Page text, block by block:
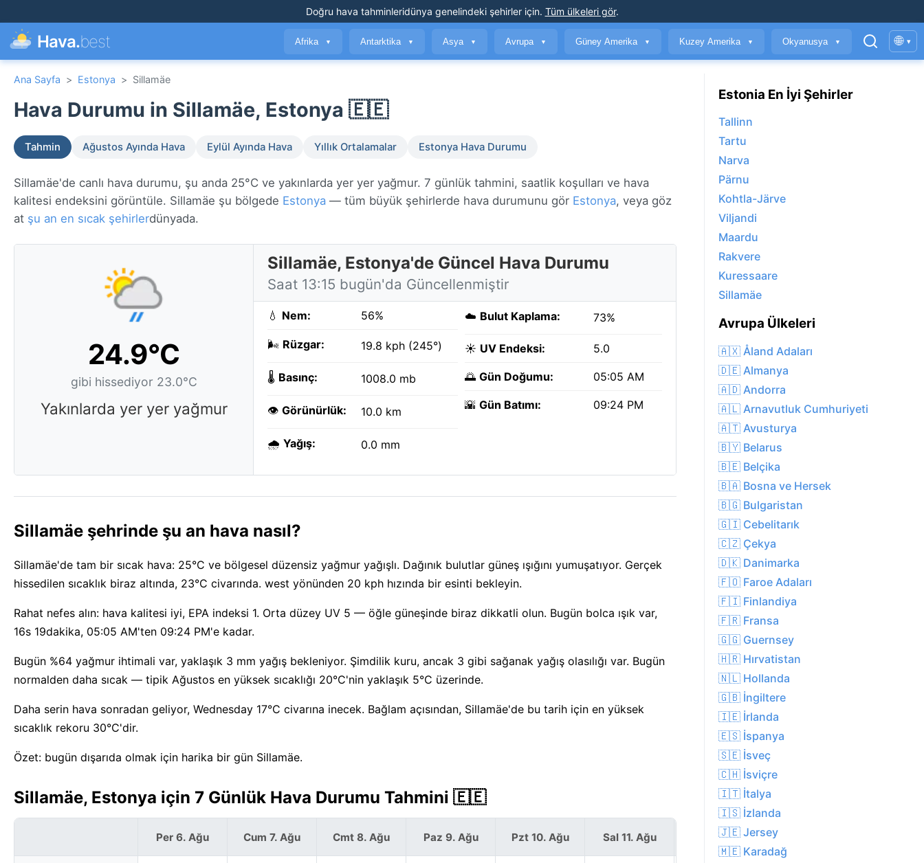
Doğru hava tahminleridünya genelindeki şehirler için. Tüm ülkeleri gör.
Hava.best Afrika ▼ Antarktika ▼ Asya ▼ Avrupa ▼ Güney Amerika ▼ Kuzey Amerika ▼ Okyanusya ▼ 🌐 ▾
Ana Sayfa > Estonya > Sillamäe
Hava Durumu in Sillamäe, Estonya 🇪🇪
Tahmin Ağustos Ayında Hava Eylül Ayında Hava Yıllık Ortalamalar Estonya Hava Durumu
Sillamäe'de canlı hava durumu, şu anda 25°C ve yakınlarda yer yer yağmur. 7 günlük tahmini, saatlik koşulları ve hava
kalitesi endeksini görüntüle. Sillamäe şu bölgede Estonya — tüm büyük şehirlerde hava durumunu gör Estonya, veya göz
at şu an en sıcak şehirlerdünyada.
24.9°C
gibi hissediyor 23.0°C
Yakınlarda yer yer yağmur
Sillamäe, Estonya'de Güncel Hava Durumu
Saat 13:15 bugün'da Güncellenmiştir
💧 Nem: 56%
🌬️ Rüzgar: 19.8 kph (245°)
🌡️ Basınç: 1008.0 mb
👁️ Görünürlük: 10.0 km
🌧️ Yağış: 0.0 mm
☁️ Bulut Kaplama: 73%
☀️ UV Endeksi: 5.0
🌅 Gün Doğumu: 05:05 AM
🌇 Gün Batımı: 09:24 PM
Sillamäe şehrinde şu an hava nasıl?
Sillamäe'de tam bir sıcak hava: 25°C ve bölgesel düzensiz yağmur yağışlı. Dağınık bulutlar güneş ışığını yumuşatıyor. Gerçek
hissedilen sıcaklık biraz altında, 23°C civarında. west yönünden 20 kph hızında bir esinti bekleyin.
Rahat nefes alın: hava kalitesi iyi, EPA indeksi 1. Orta düzey UV 5 — öğle güneşinde biraz dikkatli olun. Bugün bolca ışık var,
16s 19dakika, 05:05 AM'ten 09:24 PM'e kadar.
Bugün %64 yağmur ihtimali var, yaklaşık 3 mm yağış bekleniyor. Şimdilik kuru, ancak 3 gibi sağanak yağış olasılığı var. Bugün
normalden daha sıcak — tipik Ağustos en yüksek sıcaklığı 20°C'nin yaklaşık 5°C üzerinde.
Daha serin hava sonradan geliyor, Wednesday 17°C civarına inecek. Bağlam açısından, Sillamäe'de bu tarih için en yüksek
sıcaklık rekoru 30°C'dir.
Özet: bugün dışarıda olmak için harika bir gün Sillamäe.
Sillamäe, Estonya için 7 Günlük Hava Durumu Tahmini 🇪🇪
Per 6. Ağu Cum 7. Ağu Cmt 8. Ağu Paz 9. Ağu Pzt 10. Ağu Sal 11. Ağu Çar 12. Ağu
Estonia En İyi Şehirler
Tallinn
Tartu
Narva
Pärnu
Kohtla-Järve
Viljandi
Maardu
Rakvere
Kuressaare
Sillamäe
Avrupa Ülkeleri
🇦🇽 Åland Adaları
🇩🇪 Almanya
🇦🇩 Andorra
🇦🇱 Arnavutluk Cumhuriyeti
🇦🇹 Avusturya
🇧🇾 Belarus
🇧🇪 Belçika
🇧🇦 Bosna ve Hersek
🇧🇬 Bulgaristan
🇬🇮 Cebelitarık
🇨🇿 Çekya
🇩🇰 Danimarka
🇫🇴 Faroe Adaları
🇫🇮 Finlandiya
🇫🇷 Fransa
🇬🇬 Guernsey
🇭🇷 Hırvatistan
🇳🇱 Hollanda
🇬🇧 İngiltere
🇮🇪 İrlanda
🇪🇸 İspanya
🇸🇪 İsveç
🇨🇭 İsviçre
🇮🇹 İtalya
🇮🇸 İzlanda
🇯🇪 Jersey
🇲🇪 Karadağ